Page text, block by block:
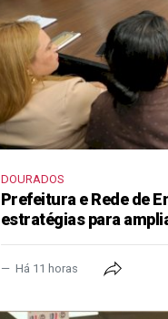
DOURADOS
Prefeitura e Rede de
estratégias para
Há 11 horas